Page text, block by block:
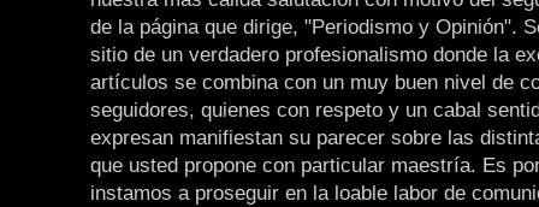
de la página que dirige, "Periodismo y Opinión".
sitio de un verdadero profesionalismo donde la
artículos se combina con un muy buen nivel de
seguidores, quienes con respeto y un cabal
expresan manifiestan su parecer sobre las
que usted propone con particular maestría. Es
instamos a proseguir en la loable labor de